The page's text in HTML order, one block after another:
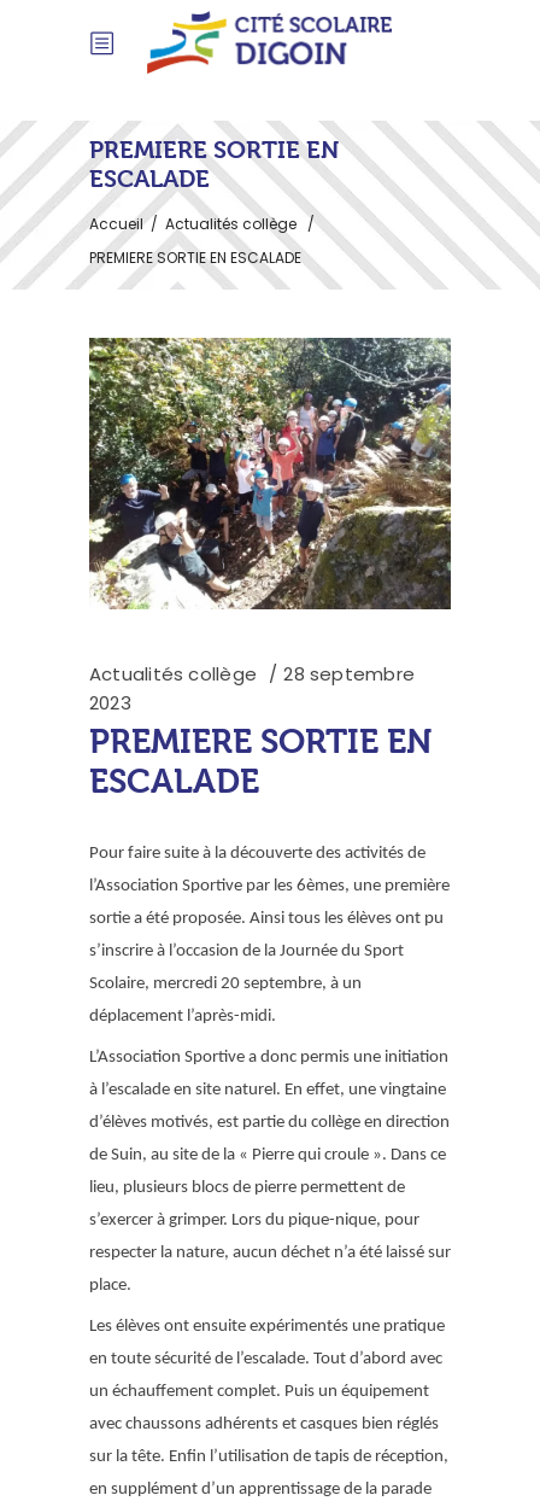
PREMIERE SORTIE EN
ESCALADE
Accueil/ Actualités collège /
PREMIERE SORTIE EN ESCALADE
Actualités collège
28 septembre
2023
PREMIERE SORTIE EN
ESCALADE
Pour faire suite à la découverte des activités de
l’Association Sportive par les 6èmes, une première
sortie a été proposée. Ainsi tous les élèves ont pu
s’inscrire à l’occasion de la Journée du Sport
Scolaire, mercredi 20 septembre, à un
déplacement l’après-midi.
L’Association Sportive a donc permis une initiation
à l’escalade en site naturel. En effet, une vingtaine
d’élèves motivés, est partie du collège en direction
de Suin, au site de la « Pierre qui croule ». Dans ce
lieu, plusieurs blocs de pierre permettent de
s’exercer à grimper. Lors du pique-nique, pour
respecter la nature, aucun déchet n’a été laissé sur
place.
Les élèves ont ensuite expérimentés une pratique
en toute sécurité de l’escalade. Tout d’abord avec
un échauffement complet. Puis un équipement
avec chaussons adhérents et casques bien réglés
sur la tête. Enfin l’utilisation de tapis de réception,
en supplément d’un apprentissage de la parade